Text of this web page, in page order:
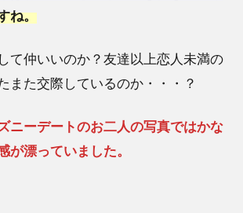
ね。
て仲いいのか？友達以上恋人未満の
また交際しているのか・・・？
ニーデートのお二人の写真ではかな
が漂っていました。